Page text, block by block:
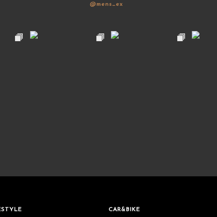
@mens_ex
CAR&BIKE